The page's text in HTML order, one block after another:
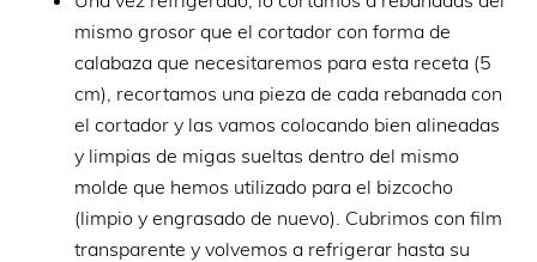
mismo grosor que el cortador con forma de
calabaza que necesitaremos para esta receta (5
cm), recortamos una pieza de cada rebanada con
el cortador y las vamos colocando bien alineadas
y limpias de migas sueltas dentro del mismo
molde que hemos utilizado para el bizcocho
(limpio y engrasado de nuevo). Cubrimos con film
transparente y volvemos a refrigerar hasta su